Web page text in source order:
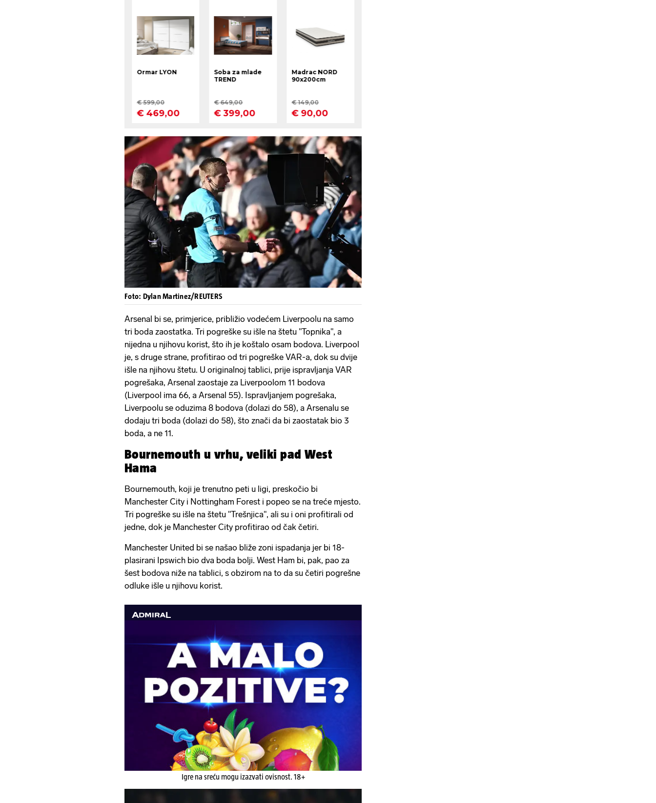
Foto: Dylan Martinez/REUTERS
Arsenal bi se, primjerice, približio vodećem Liverpoolu na samo
tri boda zaostatka. Tri pogreške su išle na štetu "Topnika", a
nijedna u njihovu korist, što ih je koštalo osam bodova. Liverpool
je, s druge strane, profitirao od tri pogreške VAR-a, dok su dvije
išle na njihovu štetu. U originalnoj tablici, prije ispravljanja VAR
pogrešaka, Arsenal zaostaje za Liverpoolom 11 bodova
(Liverpool ima 66, a Arsenal 55). Ispravljanjem pogrešaka,
Liverpoolu se oduzima 8 bodova (dolazi do 58), a Arsenalu se
dodaju tri boda (dolazi do 58), što znači da bi zaostatak bio 3
boda, a ne 11.
Bournemouth u vrhu, veliki pad West
Hama
Bournemouth, koji je trenutno peti u ligi, preskočio bi
Manchester City i Nottingham Forest i popeo se na treće mjesto.
Tri pogreške su išle na štetu "Trešnjica", ali su i oni profitirali od
jedne, dok je Manchester City profitirao od čak četiri.
Manchester United bi se našao bliže zoni ispadanja jer bi 18-
plasirani Ipswich bio dva boda bolji. West Ham bi, pak, pao za
šest bodova niže na tablici, s obzirom na to da su četiri pogrešne
odluke išle u njihovu korist.
Igre na sreću mogu izazvati ovisnost. 18+